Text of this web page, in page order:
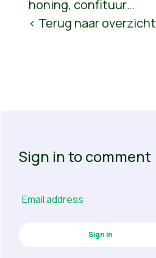
honing, confituur…
< Terug naar overzicht
Sign in to comment
Email address